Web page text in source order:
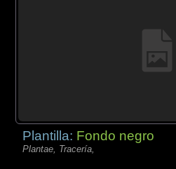
Plantilla: Fondo negro
Plantae, Tracería,